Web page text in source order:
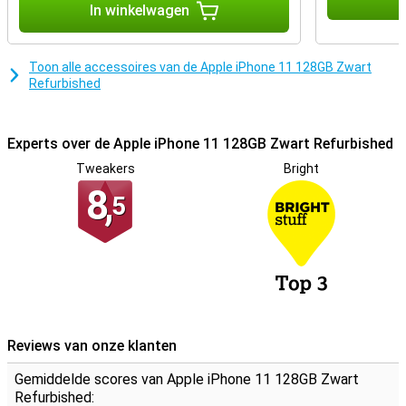
Keurmerk refurbished
De refurbished telefoons van Forza zijn gecertificeerd met het
Keurmerk Refurbished. Dit houdt in dat speciale keurmerk-bedrijven
de gerepareerde iPhones professioneel op minimaal 50 punten
testen. Toestellen met het Keurmerk Refurbished hebben dan ook
In winkelwagen
Toon alle accessoires van de Apple iPhone 11 128GB Zwart
Refurbished
Experts over de Apple iPhone 11 128GB Zwart Refurbished
Tweakers
8,5
Bright
Reviews van onze klanten
Gemiddelde scores van Apple iPhone 11 128GB Zwart
Refurbished: